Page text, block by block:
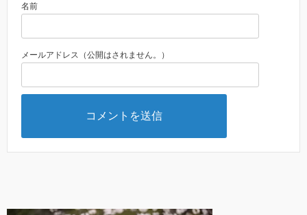
名前
メールアドレス（公開はされません。）